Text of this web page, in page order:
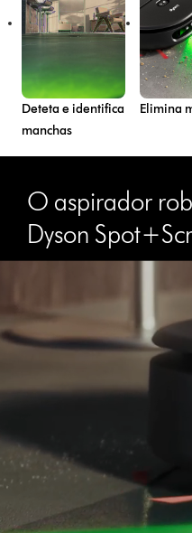
Deteta e identifica
manchas
Elimina
O aspirador
Dyson